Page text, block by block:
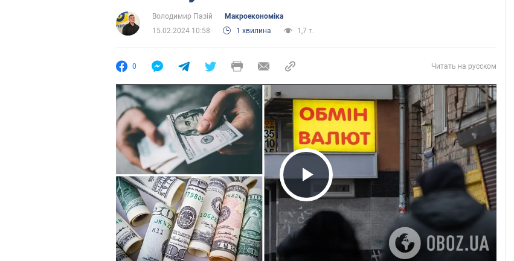
Володимир Пазій
Mакроекономіка
15.02.2024 10:58
1 хвилина 1,7 т.
0 Читать на русском
Play Video